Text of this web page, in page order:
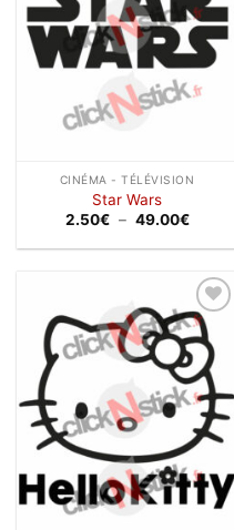
CINÉMA - TÉLÉVISION
Star Wars
2.50€ – 49.00€Plage
prix :
49.00€
Ajouter
à la
wishlist